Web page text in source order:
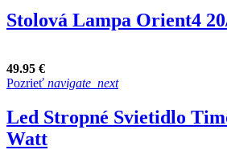
Stolová Lampa Orient4
49.95 €
Pozrieť navigate_next
Led Stropné Svietidlo
Watt